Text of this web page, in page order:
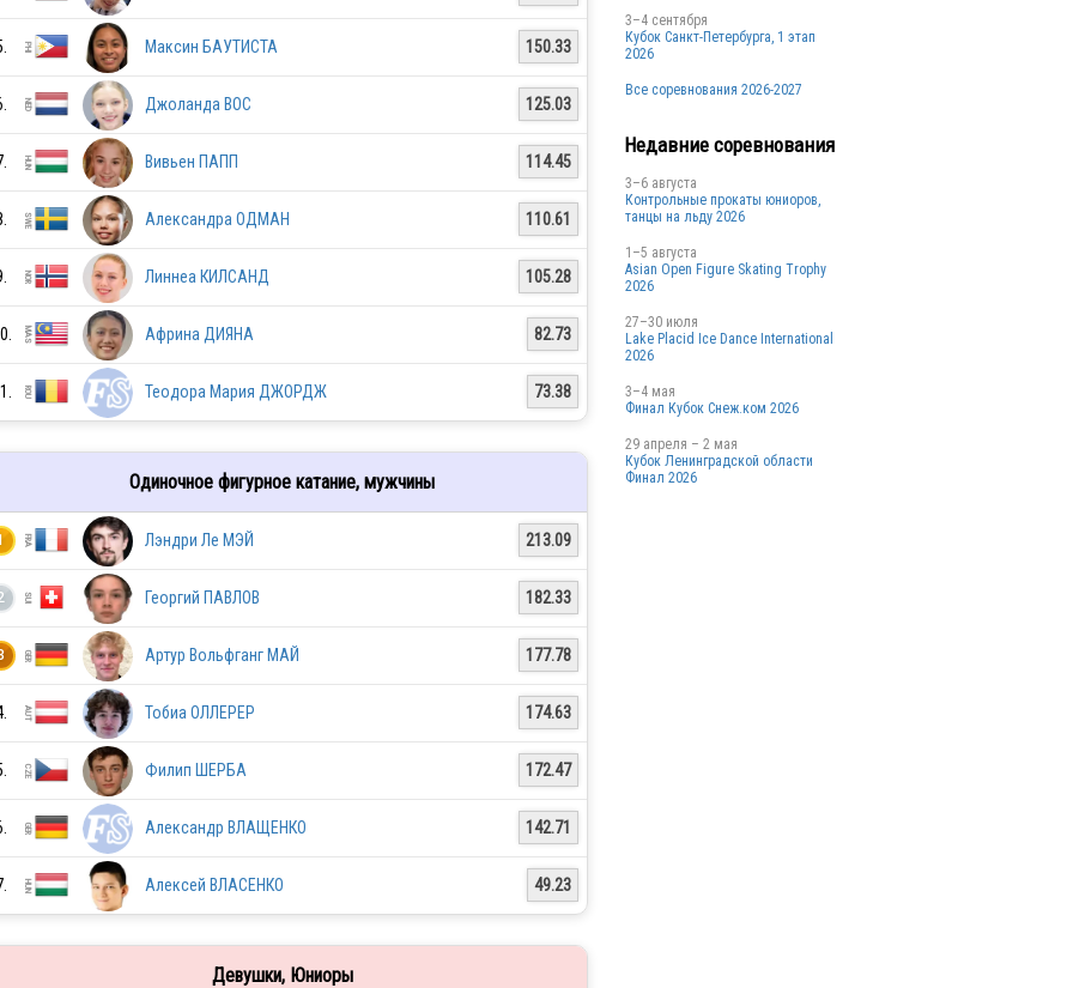
MDA
NOR
Максин БАУТИСТА 150.33
NED
Джоланда ВОС 125.03
Вивьен ПАПП 114.45
Александра ОДМАН 110.61
Линнеа КИЛСАНД 105.28
Африна ДИЯНА 82.73
Теодора Мария ДЖОРДЖ 73.38
Одиночное фигурное катание, мужчины
Лэндри Ле МЭЙ 213.09
Георгий ПАВЛОВ 182.33
Артур Вольфганг МАЙ 177.78
Тобиа ОЛЛЕРЕР 174.63
Филип ШЕРБА 172.47
Александр ВЛАЩЕНКО 142.71
Алексей ВЛАСЕНКО 49.23
Девушки, Юниоры
3–4 сентября
Кубок Санкт-Петербурга, 1 этап
2026
Все соревнования 2026-2027
Недавние соревнования
3–6 августа
Контрольные прокаты юниоров,
танцы на льду 2026
1–5 августа
Asian Open Figure Skating Trophy
2026
27–30 июля
Lake Placid Ice Dance International
2026
3–4 мая
Финал Кубок Снеж.ком 2026
29 апреля – 2 мая
Кубок Ленинградской области
Финал 2026